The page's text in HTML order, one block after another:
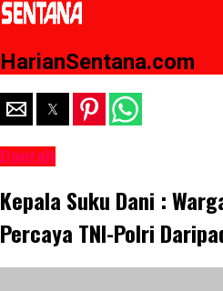
HarianSentana.com
Daerah
Kepala Suku Dani :
Percaya TNI-Polri